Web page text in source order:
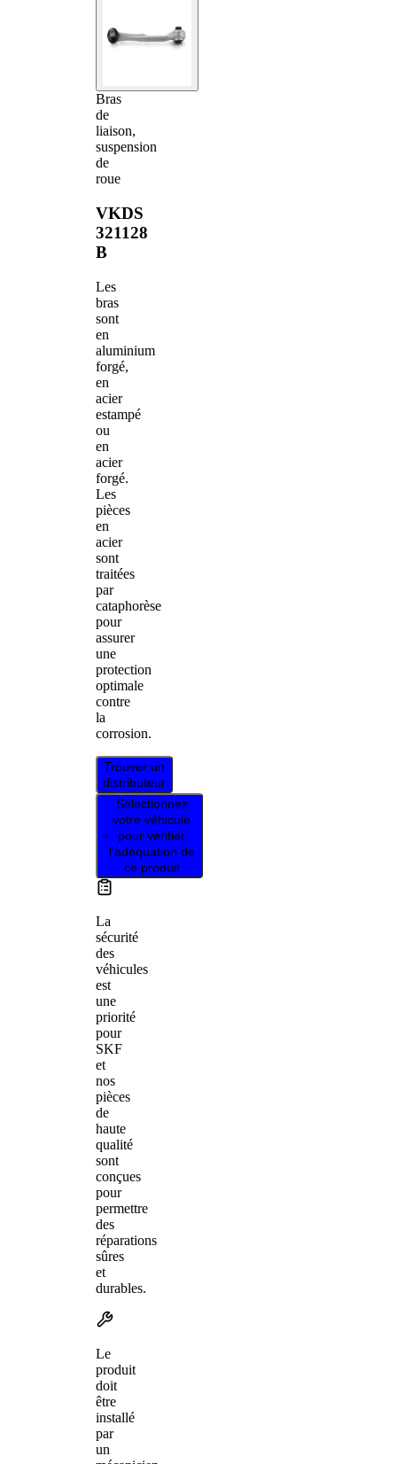
Bras
de
liaison,
suspension
de
roue
VKDS
321128
B
Les
bras
sont
en
aluminium
forgé,
en
acier
estampé
ou
en
acier
forgé.
Les
pièces
en
acier
sont
traitées
par
cataphorèse
pour
assurer
une
protection
optimale
contre
la
corrosion.
Trouver un
distributeur
Sélectionnez
votre véhicule
pour vérifier
l’adéquation de
ce produit
La
sécurité
des
véhicules
est
une
priorité
pour
SKF
et
nos
pièces
de
haute
qualité
sont
conçues
pour
permettre
des
réparations
sûres
et
durables.
Le
produit
doit
être
installé
par
un